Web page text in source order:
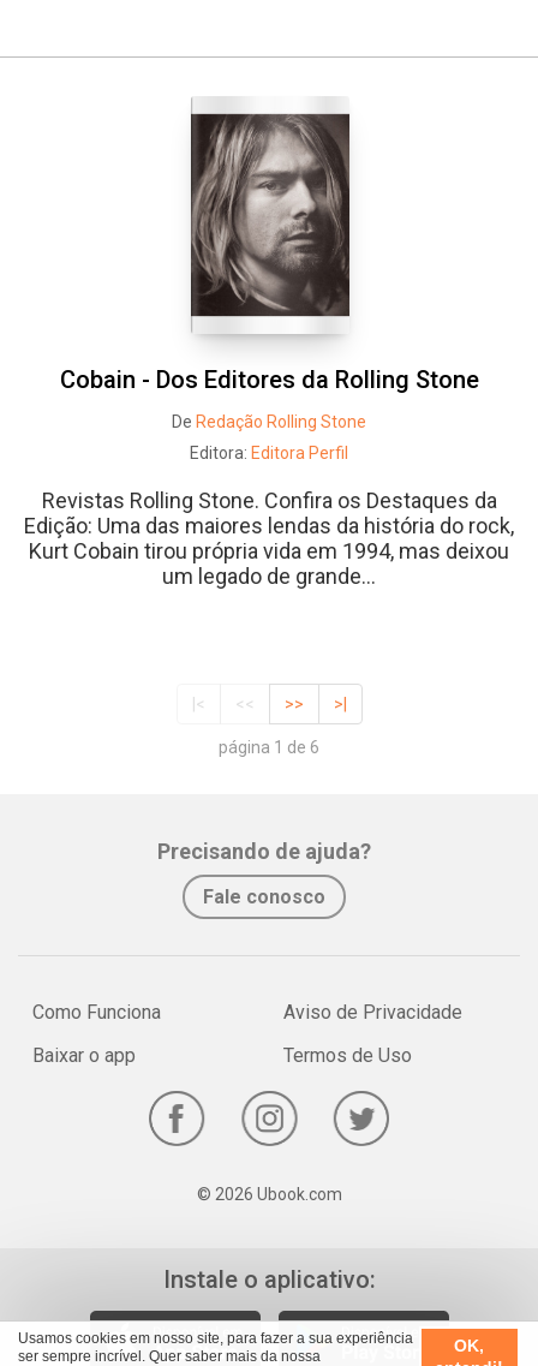
Usamos cookies em nosso site, para fazer a sua experiência
ser sempre incrível. Quer saber mais da nossa
OK,
Cobain - Dos Editores da Rolling Stone
De Redação Rolling Stone
Editora: Editora Perfil
Revistas Rolling Stone. Confira os Destaques da
Edição: Uma das maiores lendas da história do rock,
Kurt Cobain tirou própria vida em 1994, mas deixou
um legado de grande...
|< << >> >|
página 1 de 6
Precisando de ajuda?
Fale conosco
Como Funciona
Baixar o app
Aviso de Privacidade
Termos de Uso
© 2026 Ubook.com
Instale o aplicativo: